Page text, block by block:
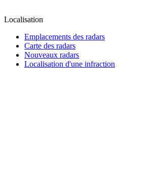
Localisation
Emplacements des radars
Carte des radars
Nouveaux radars
Localisation d'une infraction